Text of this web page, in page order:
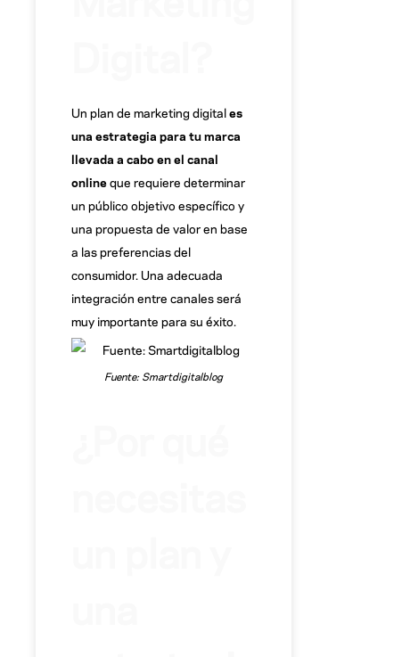
Un plan de marketing digitales
una estrategia para tu marca
llevada a cabo en el canal
onlineque requiere determinar
un público objetivo específico y
una propuesta de valor en base
a las preferencias del
consumidor. Una adecuada
integración entre canales será
muy importante para su éxito.
Fuente: Smartdigitalblog